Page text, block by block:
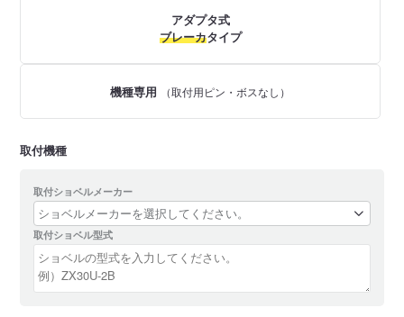
アダプタ式
ブレーカタイプ
機種専用 （取付用ピン・ボスなし）
取付機種
取付ショベルメーカー
取付ショベル型式